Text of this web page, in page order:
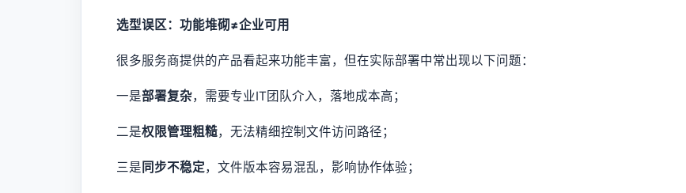
选型误区：功能堆砌≠企业可用
很多服务商提供的产品看起来功能丰富，但在实际部署中常出现以下问题：
一是部署复杂，需要专业IT团队介入，落地成本高；
二是权限管理粗糙，无法精细控制文件访问路径；
三是 同步不稳定，文件版本容易混乱，影响协作体验；